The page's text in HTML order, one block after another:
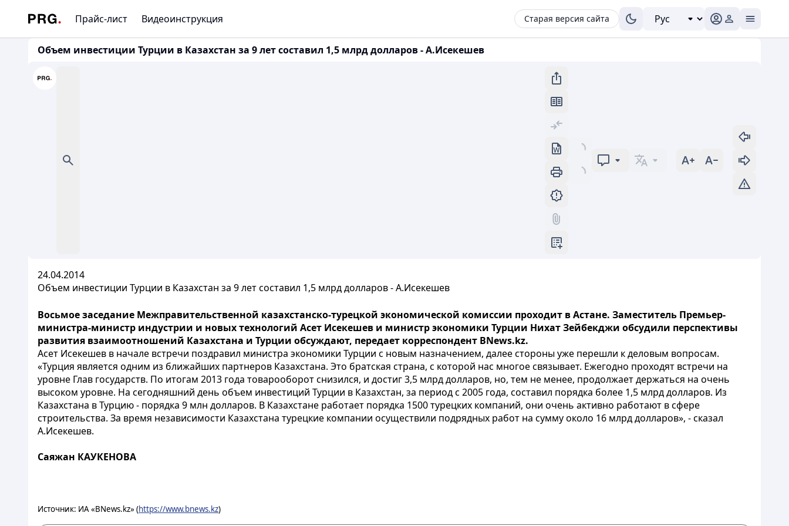
Прайс-лист Видеоинструкция Старая версия сайта
Объем инвестиции Турции в Казахстан за 9 лет составил 1,5 млрд долларов - А.Исекешев
24.04.2014
Объем инвестиции Турции в Казахстан за 9 лет составил 1,5 млрд долларов - А.Исекешев
Восьмое заседание Межправительственной казахстанско-турецкой экономической комиссии проходит в Астане. Заместитель Премьер-
министра-министр индустрии и новых технологий Асет Исекешев и министр экономики Турции Нихат Зейбекджи обсудили перспективы
развития взаимоотношений Казахстана и Турции обсуждают, передает корреспондент BNews.kz.
Асет Исекешев в начале встречи поздравил министра экономики Турции с новым назначением, далее стороны уже перешли к деловым вопросам.
«Турция является одним из ближайших партнеров Казахстана. Это братская страна, с которой нас многое связывает. Ежегодно проходят встречи на
уровне Глав государств. По итогам 2013 года товарооборот снизился, и достиг 3,5 млрд долларов, но, тем не менее, продолжает держаться на очень
высоком уровне. На сегодняшний день объем инвестиций Турции в Казахстан, за период с 2005 года, составил порядка более 1,5 млрд долларов. Из
Казахстана в Турцию - порядка 9 млн долларов. В Казахстане работает порядка 1500 турецких компаний, они очень активно работают в сфере
строительства. За время независимости Казахстана турецкие компании осуществили подрядных работ на сумму около 16 млрд долларов», - сказал
А.Исекешев.
Саяжан КАУКЕНОВА
Источник: ИА «BNews.kz» (https://www.bnews.kz)